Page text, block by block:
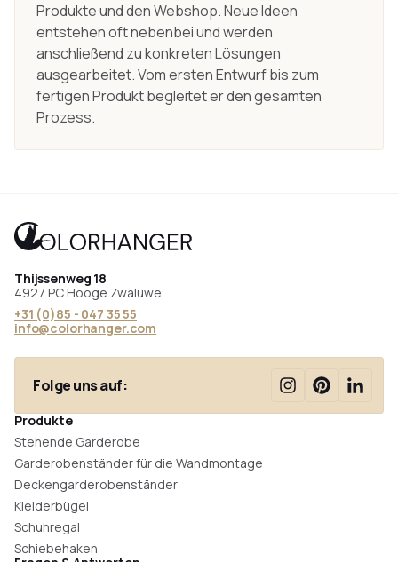
Produkte und den Webshop. Neue Ideen
entstehen oft nebenbei und werden
anschließend zu konkreten Lösungen
ausgearbeitet. Vom ersten Entwurf bis zum
fertigen Produkt begleitet er den gesamten
Prozess.
Thijssenweg 18
4927 PC Hooge Zwaluwe
+31 (0)85 - 047 35 55
info@colorhanger.com
Folge uns auf:
Produkte
Stehende Garderobe
Garderobenständer für die Wandmontage
Deckengarderobenständer
Kleiderbügel
Schuhregal
Schiebehaken